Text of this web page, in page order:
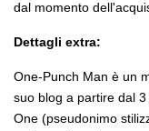
dal momento
Dettagli extra:
One-Punch Man è un
suo blog a partire dal 3
One (pseudonimo